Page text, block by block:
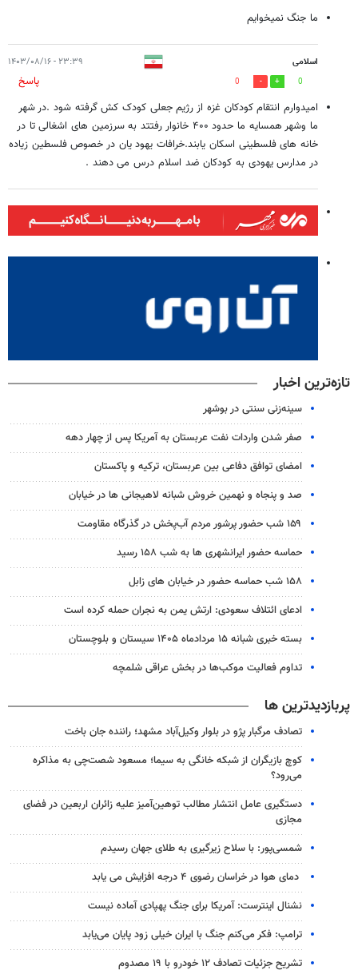
ما جنگ نمیخوایم
اسلامی ۲۳:۳۹ - ۱۴۰۳/۰۸/۱۶
0
0
پاسخ
امیدوارم انتقام کودکان غزه از رژیم جعلی کودک کش گرفته شود .در شهر
ما وشهر همسایه ما حدود ۴۰۰ خانوار رفتتد به سرزمین های اشغالی تا در
خانه های فلسطینی اسکان یابند.خرافات یهود یان در خصوص فلسطین زیاده
در مدارس یهودی به کودکان ضد اسلام درس می دهند .
تازه‌ترین اخبار
سینه‌زنی سنتی در بوشهر
صفر شدن واردات نفت عربستان به آمریکا پس از چهار دهه
امضای توافق دفاعی بین عربستان، ترکیه و پاکستان
صد و پنجاه و نهمین خروش شبانه لاهیجانی ها در خیابان
۱۵۹ شب حضور پرشور مردم آب‌پخش در گذرگاه مقاومت
حماسه حضور ایرانشهری ها به شب ۱۵۸ رسید
۱۵۸ شب حماسه حضور در خیابان های زابل
ادعای ائتلاف سعودی: ارتش یمن به نجران حمله کرده است
بسته خبری شبانه ۱۵ مردادماه ۱۴۰۵ سیستان و بلوچستان
تداوم فعالیت موکب‌ها در بخش عراقی شلمچه
پربازدیدترین ها
تصادف مرگبار پژو در بلوار وکیل‌آباد مشهد؛ راننده جان باخت
کوچ بازیگران از شبکه خانگی به سیما؛ مسعود شصت‌چی به مذاکره
می‌رود؟
دستگیری عامل انتشار مطالب توهین‌آمیز علیه زائران اربعین در فضای
مجازی
شمسی‌پور: با سلاح زیرگیری به طلای جهان رسیدم
دمای هوا در خراسان رضوی ۴ درجه افزایش می یابد
نشنال اینترست: آمریکا برای جنگ پهپادی آماده نیست
ترامپ: فکر می‌کنم جنگ با ایران خیلی زود پایان می‌یابد
تشریح جزئیات تصادف ۱۲ خودرو با ۱۹ مصدوم